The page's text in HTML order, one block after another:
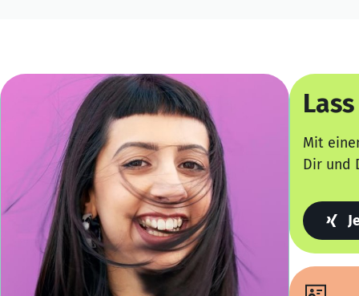
Mit
Dir und